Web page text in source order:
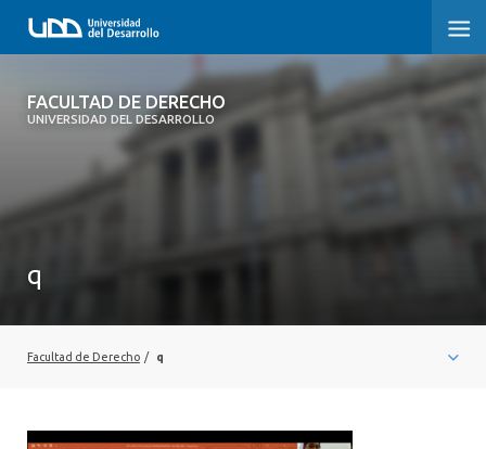
FACULTAD DE DERECHO
UNIVERSIDAD DEL DESARROLLO
FACULTAD DE DERECHO
SOBRE LA FACULTAD
VINCULACIÓN CON EL MEDIO
q
Facultad de Derecho / q